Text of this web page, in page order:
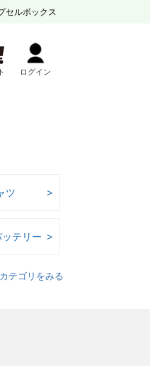
セルボックス
ログイン
ツ
テリー
テゴリをみる